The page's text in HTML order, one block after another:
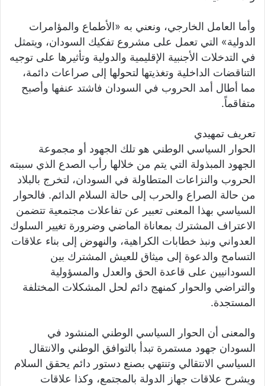
وأما العامل الخارجي، ونعني به «الأطماع والمؤامرات
الدولية» التي تعمل على مشروع تفكيك السودان، ويتمثل
في التدخلات الأجنبية الإقليمية والدولية وتأثيرها على توجيه
التناقضات الداخلية وتغذيتها لتحولها إلى صراعات دائمة،
مما أطال أمد الحروب في السودان فاشتد عنفها وأصبح
متفاقماً.
تعريف تمهيدي
الحوار السياسي الوطني هو تلك الجهود أو مجموعة
الجهود المبذولة التي يتم من خلالها رأب الصدع الذي سببته
الحروب والنزاعات المتطاولة في السودان، لتخرج بالبلاد
من حالة الصراع والحرب إلى حالة السلام الدائم. فالحوار
السياسي بهذا المعنى تعبير عن تفاعلات مجتمعية تتضمن
الاعتراف المشترك بمعاناة الماضي وضرورة تغيير السلوك
العدواني ونبذ خطابات الكراهية، والنهوض إلى بناء علاقات
التسامح والدعوة إلى ميثاق للعيش المشترك بين
السودانيين على قاعدة الحق والعدل والمسؤولية
والتراضي والحوار كمنهج دائم لحل المشكلات المختلفة
المستجدة.
والمعنى أن الحوار السياسي الوطني المنشود في
السودان جهود مستمرة تبدأ بالتوافق الوطني والانتقال
السياسي الانتقالي وتنتهي بصنع دستور دائم يحقق السلام
ويشرح علاقات جهاز الدولة بالمجتمع، وكذا علاقات